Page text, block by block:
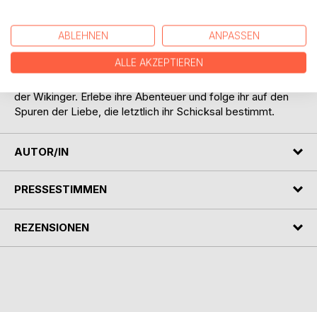
Fjorden des Nordens über Britannien und Irland bis hin in
das Land der Franken. Folge Astas Spuren und erlebe
Liebe, Lust, Leidenschaft und das unbarmherzige Leben
der Wikinger. Mit Mut, Geschick und Willensstärke
der Wikinger. Erlebe ihre Abenteuer und folge ihr auf den
Spuren der Liebe, die letztlich ihr Schicksal bestimmt.
AUTOR/IN
PRESSESTIMMEN
REZENSIONEN
ABLEHNEN ANPASSEN
ALLE AKZEPTIEREN